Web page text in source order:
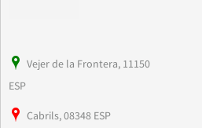
Vejer de la Frontera, 11150
ESP
Cabrils, 08348 ESP